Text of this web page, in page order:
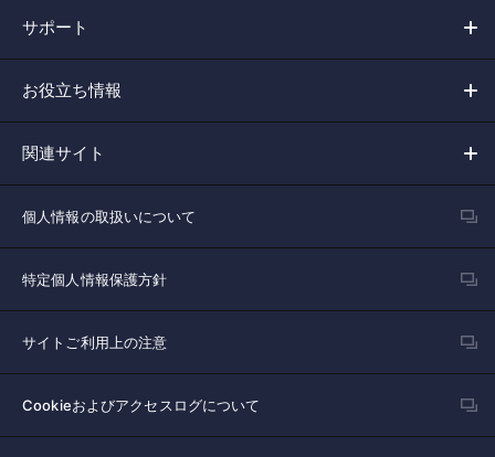
サポート
お役立ち情報
関連サイト
個人情報の取扱いについて
特定個人情報保護方針
サイトご利用上の注意
Cookieおよびアクセスログについて